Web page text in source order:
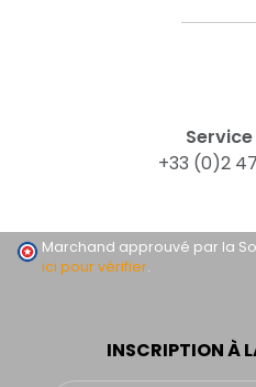
+33 (0)2
INSCRIPTION À
Marchand approuvé par la
ici pour vérifier.